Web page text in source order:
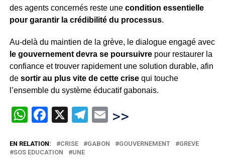
des agents concernés reste une condition essentielle
pour garantir la crédibilité du processus.
Au-delà du maintien de la grève, le dialogue engagé avec
le gouvernement devra se poursuivrepour restaurer la
confiance et trouver rapidement une solution durable, afin
de sortir au plus vite de cette crisequi touche
l’ensemble du système éducatif gabonais.
WhatsApp
Facebook
X Telegram
Email
>>
EN RELATION: CRISE GABON GOUVERNEMENT
GREVE
SOS EDUCATION
UNE